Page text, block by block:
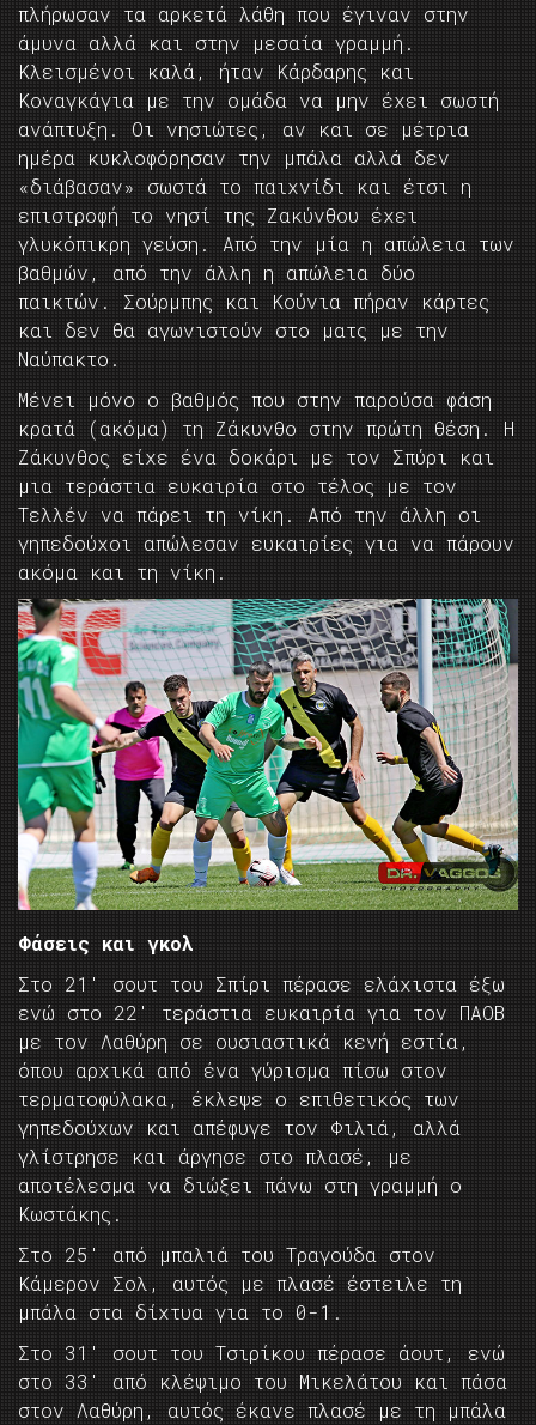
πλήρωσαν τα αρκετά λάθη που έγιναν στην
άμυνα αλλά και στην μεσαία γραμμή.
Κλεισμένοι καλά, ήταν Κάρδαρης και
Κοναγκάγια με την ομάδα να μην έχει σωστή
ανάπτυξη. Οι νησιώτες, αν και σε μέτρια
ημέρα κυκλοφόρησαν την μπάλα αλλά δεν
«διάβασαν» σωστά το παιχνίδι και έτσι η
επιστροφή το νησί της Ζακύνθου έχει
γλυκόπικρη γεύση. Από την μία η απώλεια των
βαθμών, από την άλλη η απώλεια δύο
παικτών. Σούρμπης και Κούνια πήραν κάρτες
και δεν θα αγωνιστούν στο ματς με την
Ναύπακτο.
Μένει μόνο ο βαθμός που στην παρούσα φάση
κρατά (ακόμα) τη Ζάκυνθο στην πρώτη θέση. Η
Ζάκυνθος είχε ένα δοκάρι με τον Σπύρι και
μια τεράστια ευκαιρία στο τέλος με τον
Τελλέν να πάρει τη νίκη. Από την άλλη οι
γηπεδούχοι απώλεσαν ευκαιρίες για να πάρουν
ακόμα και τη νίκη.
Φάσεις και γκολ
Στο 21′ σουτ του Σπίρι πέρασε ελάχιστα έξω
ενώ στο 22′ τεράστια ευκαιρία για τον ΠΑΟΒ
με τον Λαθύρη σε ουσιαστικά κενή εστία,
όπου αρχικά από ένα γύρισμα πίσω στον
τερματοφύλακα, έκλεψε ο επιθετικός των
γηπεδούχων και απέφυγε τον Φιλιά, αλλά
γλίστρησε και άργησε στο πλασέ, με
αποτέλεσμα να διώξει πάνω στη γραμμή ο
Κωστάκης.
Στο 25′ από μπαλιά του Τραγούδα στον
Κάμερον Σολ, αυτός με πλασέ έστειλε τη
μπάλα στα δίχτυα για το 0-1.
Στο 31′ σουτ του Τσιρίκου πέρασε άουτ, ενώ
στο 33′ από κλέψιμο του Μικελάτου και πάσα
στον Λαθύρη, αυτός έκανε πλασέ με τη μπάλα